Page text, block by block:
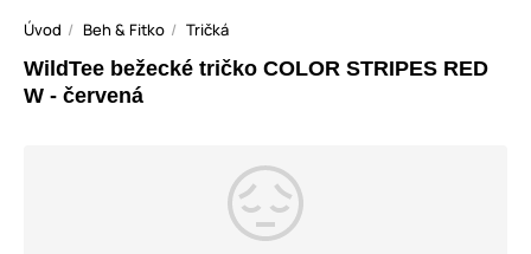
Úvod Beh & Fitko Tričká
WildTee bežecké tričko COLOR STRIPES RED
W - červená